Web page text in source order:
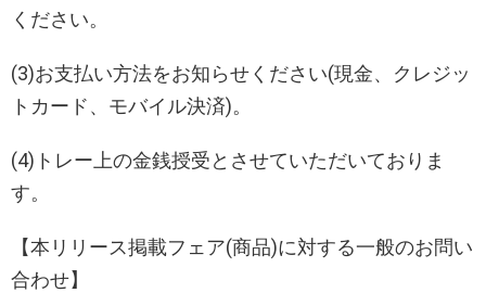
ください。
(3)お支払い方法をお知らせください(現金、クレジッ
トカード、モバイル決済)。
(4)トレー上の金銭授受とさせていただいておりま
す。
【本リリース掲載フェア(商品)に対する一般のお問い
合わせ】